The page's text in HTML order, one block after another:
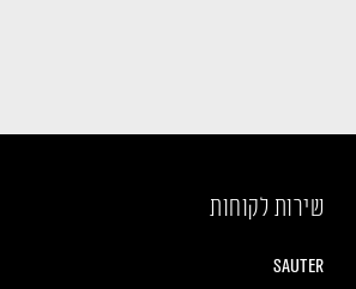
שירות לקוחות
Sauter